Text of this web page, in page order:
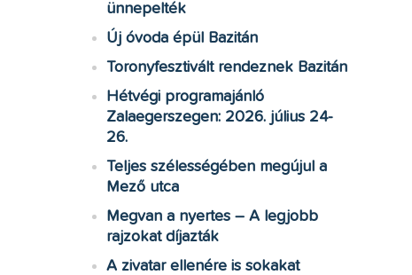
ünnepelték
Új óvoda épül Bazitán
Toronyfesztivált rendeznek Bazitán
Hétvégi programajánló
Zalaegerszegen: 2026. július 24-
26.
Teljes szélességében megújul a
Mező utca
Megvan a nyertes – A legjobb
rajzokat díjazták
A zivatar ellenére is sokakat